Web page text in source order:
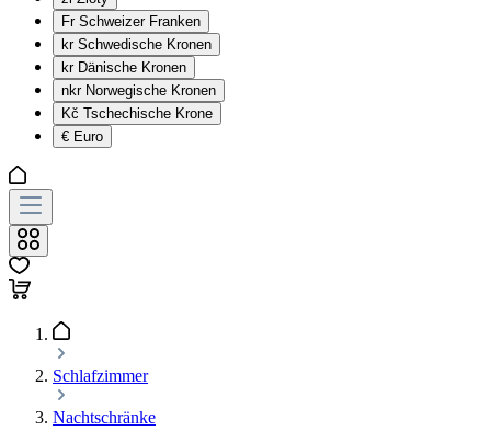
Fr Schweizer Franken
kr Schwedische Kronen
kr Dänische Kronen
nkr Norwegische Kronen
Kč Tschechische Krone
€ Euro
Schlafzimmer
Nachtschränke